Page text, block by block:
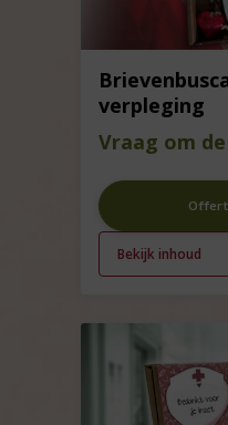
verpleging
Vraag om
Bekijk inhoud